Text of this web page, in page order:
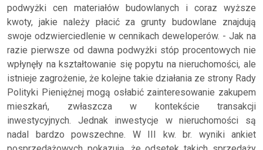
podwyżki cen materiałów budowlanych i coraz wyższe
kwoty, jakie należy płacić za grunty budowlane znajdują
swoje odzwierciedlenie w cennikach deweloperów. - Jak na
razie pierwsze od dawna podwyżki stóp procentowych nie
wpłynęły na kształtowanie się popytu na nieruchomości, ale
istnieje zagrożenie, że kolejne takie działania ze strony Rady
Polityki Pieniężnej mogą osłabić zainteresowanie zakupem
mieszkań, zwłaszcza w kontekście transakcji
inwestycyjnych. Jednak inwestycje w nieruchomości są
nadal bardzo powszechne. W III kw. br. wyniki ankiet